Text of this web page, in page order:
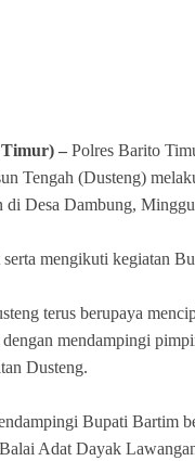
– Polres Barito
Tengah (Dusteng)
Desa Dambung,
mengikuti kegiatan
terus berupaya
mendampingi
Dusteng.
Bupati Bartim
Adat Dayak